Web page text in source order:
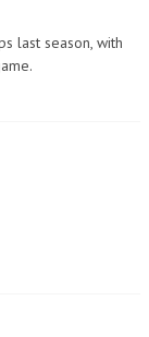
last season, with